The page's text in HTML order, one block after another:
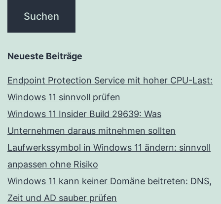
Neueste Beiträge
Endpoint Protection Service mit hoher CPU-Last:
Windows 11 sinnvoll prüfen
Windows 11 Insider Build 29639: Was
Unternehmen daraus mitnehmen sollten
Laufwerkssymbol in Windows 11 ändern: sinnvoll
anpassen ohne Risiko
Windows 11 kann keiner Domäne beitreten: DNS,
Zeit und AD sauber prüfen